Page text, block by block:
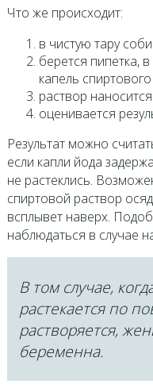
Что же происходит:
в чистую тару
берется пипетка,
капель
раствор
оценивается
Результат можно
если капли йода
не растеклись.
спиртовой раствор
всплывет наверх.
наблюдаться в случае
В том случае,
растекается по
растворяется,
беременна.